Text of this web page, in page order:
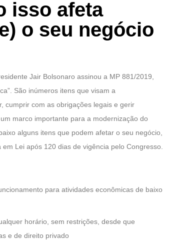
isso afeta
o seu negócio
Jair Bolsonaro assinou a MP 881/2019,
São inúmeros itens que visam a
cumprir com as obrigações legais e gerir
marco importante para a modernização do
alguns itens que podem afetar o seu negócio,
Lei após 120 dias de vigência pelo Congresso.
para atividades econômicas de baixo
horário, sem restrições, desde que
e de direito privado